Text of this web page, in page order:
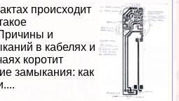
происходит
и
в кабелях и
коротит
замыкания: как